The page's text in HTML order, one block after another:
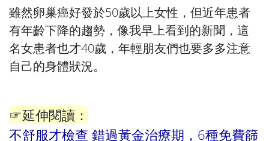
雖然卵巢癌好發於50歲以上女性，但近年患者
有年齡下降的趨勢，像我早上看到的新聞，這
名女患者也才40歲，年輕朋友們也要多多注意
自己的身體狀況。
☞延伸閱讀：
不舒服才檢查 錯過黃金治療期，6種免費篩